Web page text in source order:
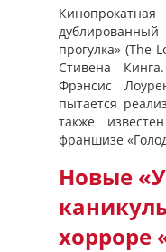
прогулка» (The
Стивена
Фрэнсис
пытается
также
франшизе
Новые
хорроре